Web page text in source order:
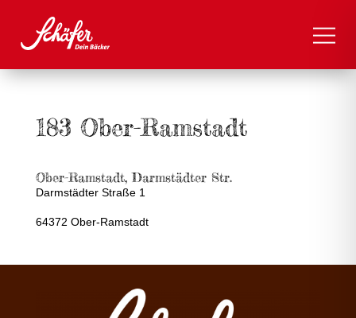
183 Ober-Ramstadt
Ober-Ramstadt, Darmstädter Str.
Darmstädter Straße 1
64372 Ober-Ramstadt